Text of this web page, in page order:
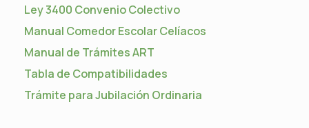
Ley 3400 Convenio Colectivo
Manual Comedor Escolar Celíacos
Manual de Trámites ART
Tabla de Compatibilidades
Trámite para Jubilación Ordinaria